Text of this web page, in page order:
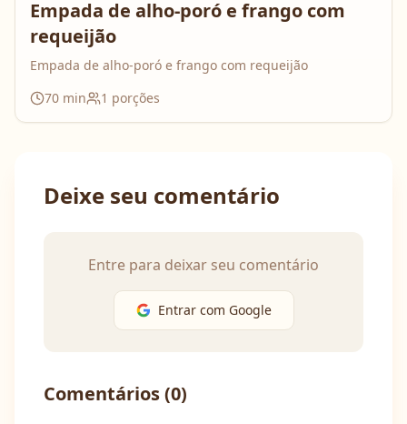
Empada de alho-poró e frango com
requeijão
Empada de alho-poró e frango com requeijão
70 min 1 porções
Deixe seu comentário
Entre para deixar seu comentário
Entrar com Google
Comentários (0)